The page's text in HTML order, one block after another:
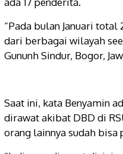
“Pada bulan Januari total
dari berbagai wilayah
Gununh Sindur, Bogor,
Saat ini, kata Benyamin
dirawat akibat DBD di
orang lainnya sudah bisa